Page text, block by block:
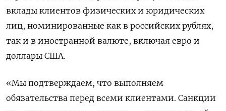
вклады клиентов физических и юридических
лиц, номинированные как в российских рублях,
так и в иностранной валюте, включая евро и
доллары США.
«Мы подтверждаем, что выполняем
обязательства перед всеми клиентами. Санкции